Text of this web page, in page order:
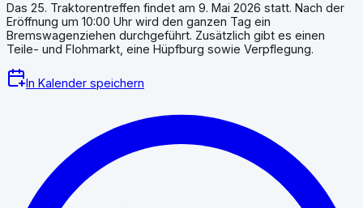
Das 25. Traktorentreffen findet am 9. Mai 2026 statt. Nach der
Eröffnung um 10:00 Uhr wird den ganzen Tag ein
Bremswagenziehen durchgeführt. Zusätzlich gibt es einen
Teile- und Flohmarkt, eine Hüpfburg sowie Verpflegung.
In Kalender speichern